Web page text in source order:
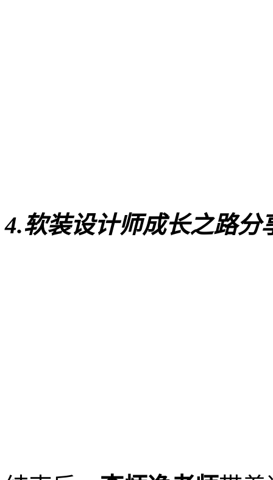
4.软装设计师成长之路分